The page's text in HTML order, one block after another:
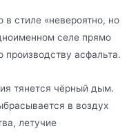
стиле «невероятно, но
селе прямо
асфальта.
тянется чёрный дым.
в воздух
летучие